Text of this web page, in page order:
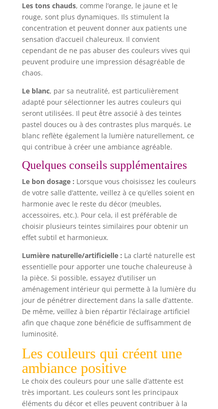
Les tons chauds, comme l’orange, le jaune et le
rouge, sont plus dynamiques. Ils stimulent la
concentration et peuvent donner aux patients une
sensation d’accueil chaleureux. Il convient
cependant de ne pas abuser des couleurs vives qui
peuvent produire une impression désagréable de
chaos.
Le blanc, par sa neutralité, est particulièrement
adapté pour sélectionner les autres couleurs qui
seront utilisées. Il peut être associé à des teintes
pastel douces ou à des contrastes plus marqués. Le
blanc reflète également la lumière naturellement, ce
qui contribue à créer une ambiance agréable.
Quelques conseils supplémentaires
Le bon dosage : Lorsque vous choisissez les couleurs
de votre salle d’attente, veillez à ce qu’elles soient en
harmonie avec le reste du décor (meubles,
accessoires, etc.). Pour cela, il est préférable de
choisir plusieurs teintes similaires pour obtenir un
effet subtil et harmonieux.
Lumière naturelle/artificielle : La clarté naturelle est
essentielle pour apporter une touche chaleureuse à
la pièce. Si possible, essayez d’utiliser un
aménagement intérieur qui permette à la lumière du
jour de pénétrer directement dans la salle d’attente.
De même, veillez à bien répartir l’éclairage artificiel
afin que chaque zone bénéficie de suffisamment de
luminosité.
Les couleurs qui créent une
ambiance positive
Le choix des couleurs pour une salle d’attente est
très important. Les couleurs sont les principaux
éléments du décor et elles peuvent contribuer à la